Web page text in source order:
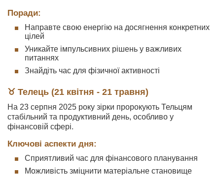
Поради:
Направте свою енергію на досягнення конкретних
цілей
Уникайте імпульсивних рішень у важливих
питаннях
Знайдіть час для фізичної активності
♉ Телець (21 квітня - 21 травня)
На 23 серпня 2025 року зірки пророкують Тельцям
стабільний та продуктивний день, особливо у
фінансовій сфері.
Ключові аспекти дня:
Сприятливий час для фінансового планування
Можливість зміцнити матеріальне становище